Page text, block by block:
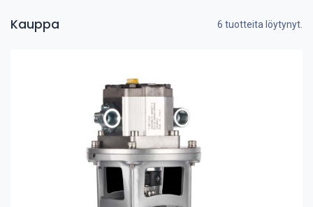
Kauppa 6 tuotteita löytynyt.